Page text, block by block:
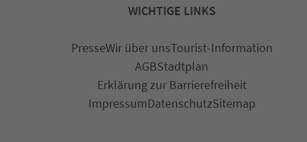
WICHTIGE LINKS
PresseWir über unsTourist-Information
AGBStadtplan
Erklärung zur Barrierefreiheit
ImpressumDatenschutzSitemap